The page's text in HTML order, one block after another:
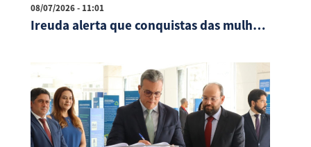
08/07/2026 - 11:01
Ireuda alerta que conquistas das mulheres no mercado de trabalho não são irreversíveis